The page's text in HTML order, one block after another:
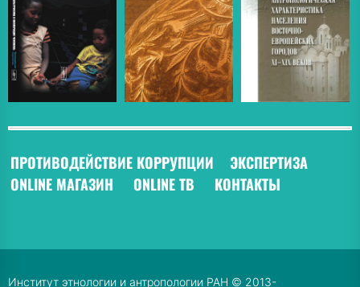
ПРОТИВОДЕЙСТВИЕ КОРРУПЦИИ ЭКСПЕРТИЗА
ONLINE МАГАЗИН
ONLINE ТВ КОНТАКТЫ
Институт этнологии и антропологии РАН © 2013-